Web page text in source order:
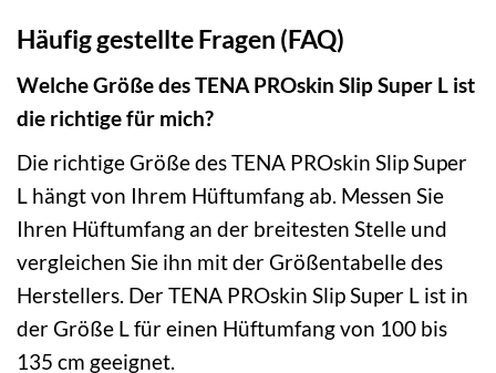
Häufig gestellte Fragen (FAQ)
Welche Größe des TENA PROskin Slip Super L ist
die richtige für mich?
Die richtige Größe des TENA PROskin Slip Super
L hängt von Ihrem Hüftumfang ab. Messen Sie
Ihren Hüftumfang an der breitesten Stelle und
vergleichen Sie ihn mit der Größentabelle des
Herstellers. Der TENA PROskin Slip Super L ist in
der Größe L für einen Hüftumfang von 100 bis
135 cm geeignet.